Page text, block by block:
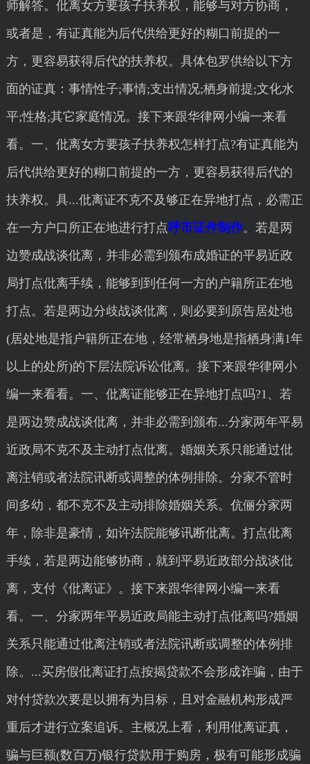
师解答。仳离女方要孩子扶养权，能够与对方协商，
或者是，有证真能为后代供给更好的糊口前提的一
方，更容易获得后代的扶养权。具体包罗供给以下方
面的证真：事情性子;事情;支出情况;栖身前提;文化水
平;性格;其它家庭情况。接下来跟华律网小编一来看
看。一、仳离女方要孩子扶养权怎样打点?有证真能为
后代供给更好的糊口前提的一方，更容易获得后代的
扶养权。具...仳离证不克不及够正在异地打点，必需正
在一方户口所正在地进行打点呼市证件制作。若是两
边赞成战谈仳离，并非必需到颁布成婚证的平易近政
局打点仳离手续，能够到到任何一方的户籍所正在地
打点。若是两边分歧战谈仳离，则必要到原告居处地
(居处地是指户籍所正在地，经常栖身地是指栖身满1年
以上的处所)的下层法院诉讼仳离。接下来跟华律网小
编一来看看。一、仳离证能够正在异地打点吗?1、若
是两边赞成战谈仳离，并非必需到颁布...分家两年平易
近政局不克不及主动打点仳离。婚姻关系只能通过仳
离注销或者法院讯断或调整的体例排除。分家不管时
间多幼，都不克不及主动排除婚姻关系。伉俪分家两
年，除非是豪情，如许法院能够讯断仳离。打点仳离
手续，若是两边能够协商，就到平易近政部分战谈仳
离，支付《仳离证》。接下来跟华律网小编一来看
看。一、分家两年平易近政局能主动打点仳离吗?婚姻
关系只能通过仳离注销或者法院讯断或调整的体例排
除。...买房假仳离证打点按揭贷款不会形成诈骗，由于
对付贷款次要是以拥有为目标，且对金融机构形成严
重后才进行立案追诉。主概况上看，利用仳离证真，
骗与巨额(数百万)银行贷款用于购房，极有可能形成骗